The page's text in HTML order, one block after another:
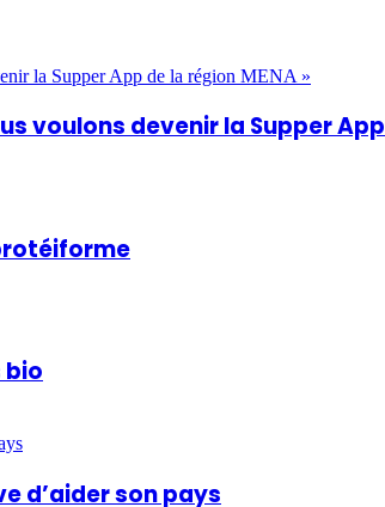
voulons devenir la Supper App
bio
d’aider son pays